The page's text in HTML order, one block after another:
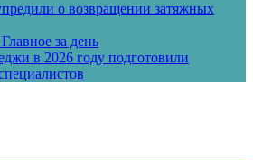
о возвращении затяжных
за день
в 2026 году подготовили